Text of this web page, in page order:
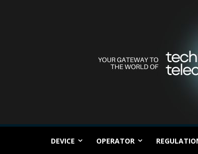
DEVICE OPERATOR